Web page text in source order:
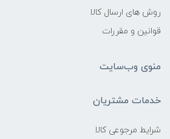
روش های ارسال کالا
قوانین و مقررات
منوی وب‌سایت
خدمات مشتریان
شرایط مرجوعی کالا